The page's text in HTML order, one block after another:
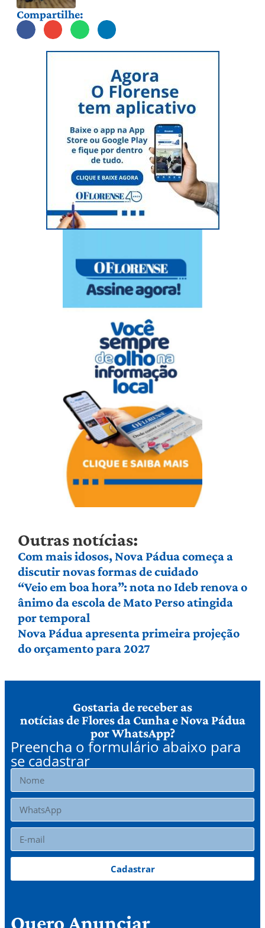
Compartilhe:
Outras notícias:
Com mais idosos, Nova Pádua começa a
discutir novas formas de cuidado
“Veio em boa hora”: nota no Ideb renova o
ânimo da escola de Mato Perso atingida
por temporal
Nova Pádua apresenta primeira projeção
do orçamento para 2027
Gostaria de receber as
notícias de Flores da Cunha e Nova Pádua
por WhatsApp?
Preencha o formulário abaixo para
se cadastrar
Cadastrar
Quero Anunciar